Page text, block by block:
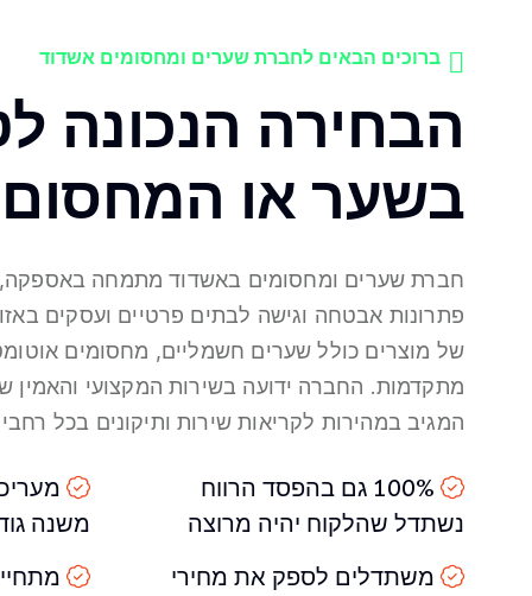
ברוכים הבאים לחברת שערים ומחסומים אשדוד
הבחירה הנכונה
בשער או המחסום
חברת שערים ומחסומים באשדוד מתמחה באספקה,
פתרונות אבטחה וגישה לבתים פרטיים ועסקים
של מוצרים כולל שערים חשמליים, מחסומים
מתקדמות. החברה ידועה בשירות המקצועי והאמין
המגיב במהירות לקריאות שירות ותיקונים בכל
100% גם בהפסד הרווח
נשתדל שהלקוח יהיה מרוצה
משנה
משתדלים לספק את מחירי